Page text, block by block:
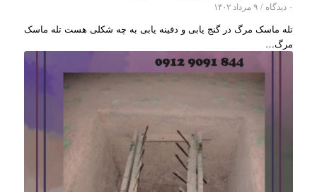
۰ دیدگاه / ۹ مرداد ۱۴۰۲
تله ماسک مرگ در گنج یابی و دفینه یابی به چه شکلی هست تله ماسک
مرگ…